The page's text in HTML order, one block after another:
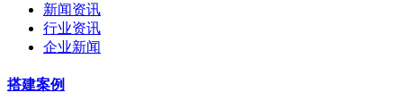
新闻资讯
行业资讯
企业新闻
搭建案例